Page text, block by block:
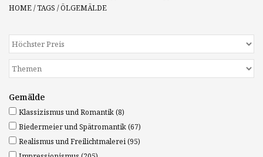
ENTDECKEN
HOME/TAGS /ÖLGEMÄLDE
Gemälde
Klassizismus und Romantik(8)
Biedermeier und Spätromantik(67)
Realismus und Freilichtmalerei(95)